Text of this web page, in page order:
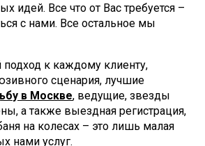
идей. Все что от Вас требуется –
с нами. Все остальное мы
к каждому клиенту,
сценария, лучшие
в Москве, ведущие, звезды
а также выездная регистрация,
на колесах – это лишь малая
нами услуг.